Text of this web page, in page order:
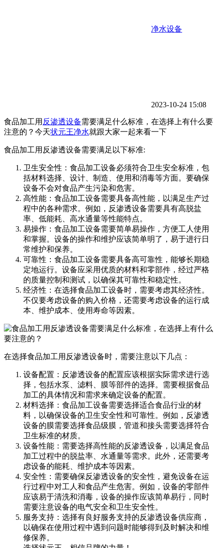
净水设备
2023-10-24 15:08
食品加工用 反渗透设备需要满足什么标准，在选择上有什么要
注意的？今天状元王净水就跟大家一起来看一下
食品加工用反渗透设备需要满足以下标准:
卫生安全性：食品加工设备必须符合卫生安全标准，包
括材料选择、设计、制造、使用和消毒等方面。要确保
设备不会对食品产生污染和危害。
高性能：食品加工设备需要具备高性能，以满足生产过
程中的各种需求。例如，反渗透设备需要具有高脱盐
率、低能耗、高水通量等性能特点。
易操作：食品加工设备需要简单易操作，方便工人使用
和掌握。设备的操作和维护应该简单明了，易于进行日
常维护和保养。
可靠性：食品加工设备需要具备高可靠性，能够长期稳
定地运行。设备应采用优质的材料和零部件，经过严格
的质量控制和测试，以确保其可靠性和稳定性。
经济性：在选择食品加工设备时，需要考虑其经济性。
不仅要考虑设备的购入价格，还需要考虑设备的运行成
本、维护成本、使用寿命等因素。
在选择食品加工用反渗透设备时，需要注意以下几点：
设备配置：反渗透设备的配置应该根据实际需求进行选
择，包括水泵、滤料、膜等部件的选择。需要根据食品
加工的具体情况和需求来确定设备的配置。
材料选择：食品加工设备需要选择适合食品行业的材
料，以确保设备的卫生安全性和可靠性。例如，反渗透
设备的膜需要选择食品级膜，管道和接头需要选择符合
卫生标准的材质。
设备性能：需要选择高性能的反渗透设备，以满足食品
加工过程中的脱盐率、水通量等需求。此外，还需要考
虑设备的能耗、维护成本等因素。
安全性：需要确保反渗透设备的安全性，避免设备在运
行过程中对工人和食品产生危害。例如，设备的零部件
应该易于清洗和消毒，设备的操作应该简单易行，同时
需要注意设备的电气安全和卫生安全性。
服务支持：选择有良好服务支持的反渗透设备供应商，
以确保在使用过程中遇到问题时能够得到及时解决和维
修保养。